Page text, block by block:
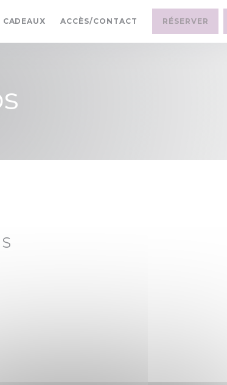
CADEAUX ((OUVRE UNE NOUVELLE FENÊTRE))
ACCÈS/CONTACT RÉSERVER